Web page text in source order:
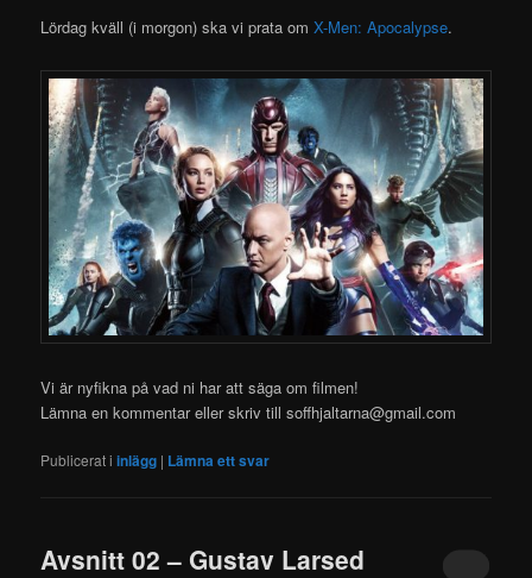
Lördag kväll (i morgon) ska vi prata omX-Men: Apocalypse.
Vi är nyfikna på vad ni har att säga om filmen!
Lämna en kommentar eller skriv till soffhjaltarna@gmail.com
Publicerat i inlägg | Lämna ett svar
Avsnitt 02 – Gustav Larsed